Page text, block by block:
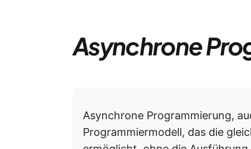
Asynchrone
Asynchrone Programmierung,
Programmiermodell, das die